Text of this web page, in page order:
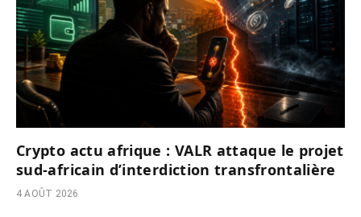
Crypto actu afrique : VALR attaque le projet
sud-africain d’interdiction transfrontalière
4 AOÛT 2026